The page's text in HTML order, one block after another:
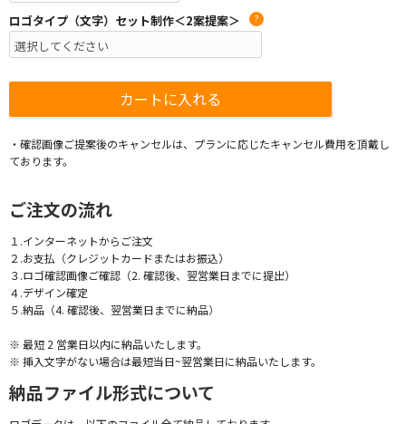
ロゴタイプ（文字）セット制作＜2案提案＞ ?
・確認画像ご提案後のキャンセルは、プランに応じたキャンセル費用を頂戴し
ております。
ご注文の流れ
１.インターネットからご注文
２.お支払（クレジットカードまたはお振込）
３.ロゴ確認画像ご確認（2. 確認後、翌営業日までに提出）
４.デザイン確定
５.納品（4. 確認後、翌営業日までに納品）
※ 最短 2 営業日以内に納品いたします。
※ 挿入文字がない場合は最短当日~翌営業日に納品いたします。
納品ファイル形式について